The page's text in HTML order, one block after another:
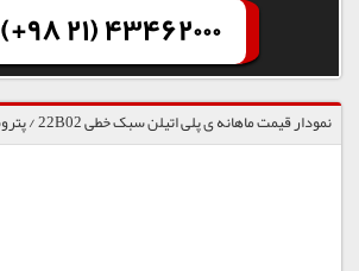
(+98 21) 43462000
نمودار قیمت ماهانه ی پلی اتیلن سبک خطی 22B02 / پتروشیمی مهاباد